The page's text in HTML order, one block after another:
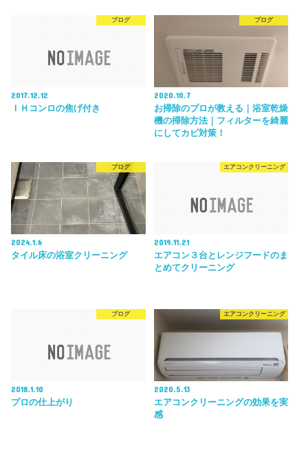
ブログ
2017.12.12
ＩＨコンロの焦げ付き
ブログ
2020.10.7
お掃除のプロが教える｜浴室乾燥
機の掃除方法｜フィルターを綺麗
にしてカビ対策！
ブログ
2024.1.6
タイル床の浴室クリーニング
エアコンクリーニング
2019.11.21
エアコン３台とレンジフードのま
とめてクリーニング
ブログ
2018.1.10
プロの仕上がり
エアコンクリーニング
2020.5.13
エアコンクリーニングの効果を実
感